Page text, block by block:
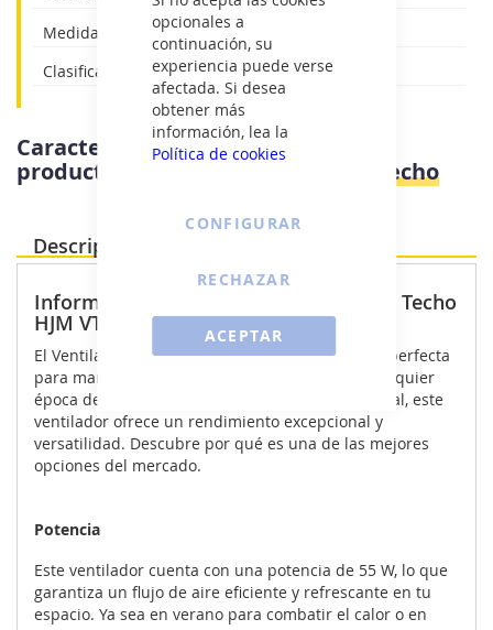
opcionales a
continuación, su
experiencia puede verse
afectada. Si desea
obtener más
información, lea la
Política de cookies
ACEPTAR
CONFIGURAR
RECHAZAR
Medidas: 132 X 40 cm
Clasificación energética: E
Características e información del
producto
Hjm VT524 - Ventilador Techo
Descripción Producto
Información destacada - Ventilador de Techo
HJM VT524
El Ventilador de Techo HJM VT524 es la elección perfecta
para mantener tu hogar fresco y cómodo en cualquier
época del año. Con su diseño elegante y funcional, este
ventilador ofrece un rendimiento excepcional y
versatilidad. Descubre por qué es una de las mejores
opciones del mercado.
Potencia
Este ventilador cuenta con una potencia de 55 W, lo que
garantiza un flujo de aire eficiente y refrescante en tu
espacio. Ya sea en verano para combatir el calor o en